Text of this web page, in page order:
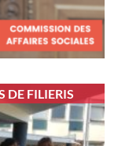
DE FILIERIS